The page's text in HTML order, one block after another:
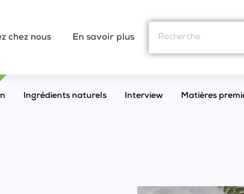
chez nous En savoir plus
Ingrédients naturels Interview Matières